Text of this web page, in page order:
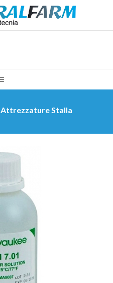
Attrezzature Stalla